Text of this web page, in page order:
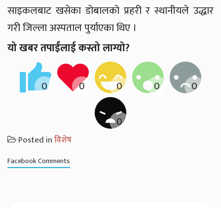
साइकलबाट खसेका डोबालको प्रहरी र स्थानीयले उद्धार
गरी जिल्ला अस्पताल पुर्याएका थिए ।
यो खबर तपाईंलाई कस्तो लाग्यो?
Posted inविशेष
Facebook Comments